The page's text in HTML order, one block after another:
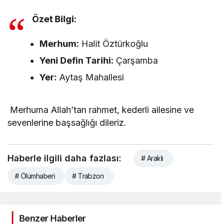
Özet Bilgi:
Merhum: Halit Öztürkoğlu
Yeni Defin Tarihi: Çarşamba
Yer: Aytaş Mahallesi
​ Merhuma Allah’tan rahmet, kederli ailesine ve
sevenlerine başsağlığı dileriz.
Haberle ilgili daha fazlası: # Araklı
# Ölümhaberi # Trabzon
Benzer Haberler